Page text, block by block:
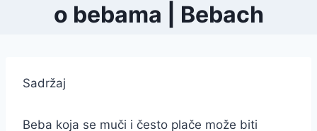
o bebama | Bebach
Sadržaj
Beba koja se muči i često plače može biti